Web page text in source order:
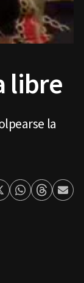
libre
la
Whatsapp
ThreadsEnviar